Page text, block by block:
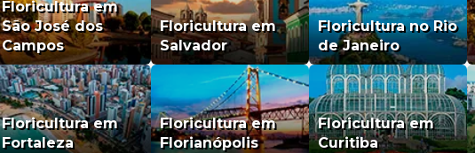
Floricultura em
São José dos
Campos
Floricultura em
Salvador
Floricultura no Rio
de Janeiro
Floricultura em
Fortaleza
Floricultura em
Florianópolis
Floricultura em
Curitiba